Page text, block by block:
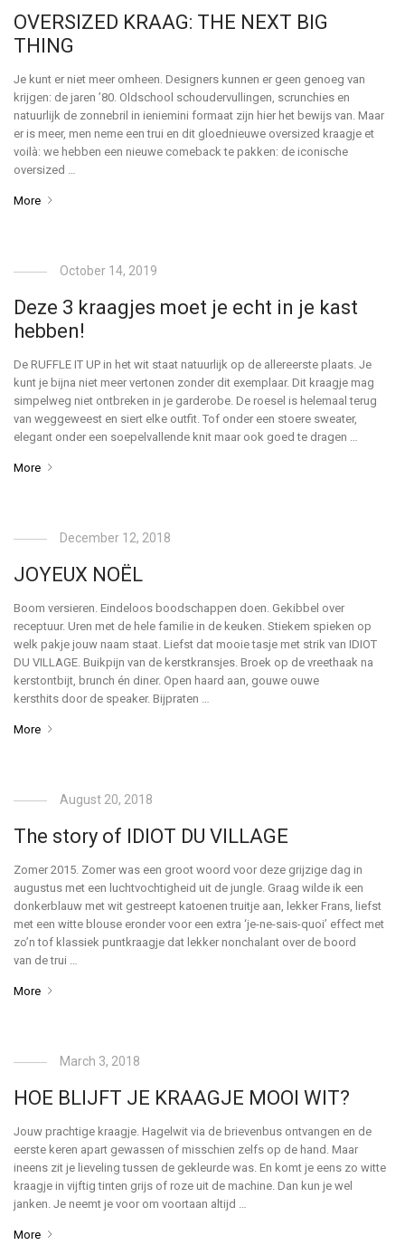
OVERSIZED KRAAG: THE NEXT BIG
THING
Je kunt er niet meer omheen. Designers kunnen er geen genoeg van
krijgen: de jaren ’80. Oldschool schoudervullingen, scrunchies en
natuurlijk de zonnebril in ieniemini formaat zijn hier het bewijs van. Maar
er is meer, men neme een trui en dit gloednieuwe oversized kraagje et
voilà: we hebben een nieuwe comeback te pakken: de iconische
oversized …
More
October 14, 2019
Deze 3 kraagjes moet je echt in je kast
hebben!
De RUFFLE IT UP in het wit staat natuurlijk op de allereerste plaats. Je
kunt je bijna niet meer vertonen zonder dit exemplaar. Dit kraagje mag
simpelweg niet ontbreken in je garderobe. De roesel is helemaal terug
van weggeweest en siert elke outfit. Tof onder een stoere sweater,
elegant onder een soepelvallende knit maar ook goed te dragen …
More
December 12, 2018
JOYEUX NOËL
Boom versieren. Eindeloos boodschappen doen. Gekibbel over
receptuur. Uren met de hele familie in de keuken. Stiekem spieken op
welk pakje jouw naam staat. Liefst dat mooie tasje met strik van IDIOT
DU VILLAGE. Buikpijn van de kerstkransjes. Broek op de vreethaak na
kerstontbijt, brunch én diner. Open haard aan, gouwe ouwe
kersthits door de speaker. Bijpraten …
More
August 20, 2018
The story of IDIOT DU VILLAGE
Zomer 2015. Zomer was een groot woord voor deze grijzige dag in
augustus met een luchtvochtigheid uit de jungle. Graag wilde ik een
donkerblauw met wit gestreept katoenen truitje aan, lekker Frans, liefst
met een witte blouse eronder voor een extra ‘je-ne-sais-quoi’ effect met
zo’n tof klassiek puntkraagje dat lekker nonchalant over de boord
van de trui …
More
March 3, 2018
HOE BLIJFT JE KRAAGJE MOOI WIT?
Jouw prachtige kraagje. Hagelwit via de brievenbus ontvangen en de
eerste keren apart gewassen of misschien zelfs op de hand. Maar
ineens zit je lieveling tussen de gekleurde was. En komt je eens zo witte
kraagje in vijftig tinten grijs of roze uit de machine. Dan kun je wel
janken. Je neemt je voor om voortaan altijd …
More